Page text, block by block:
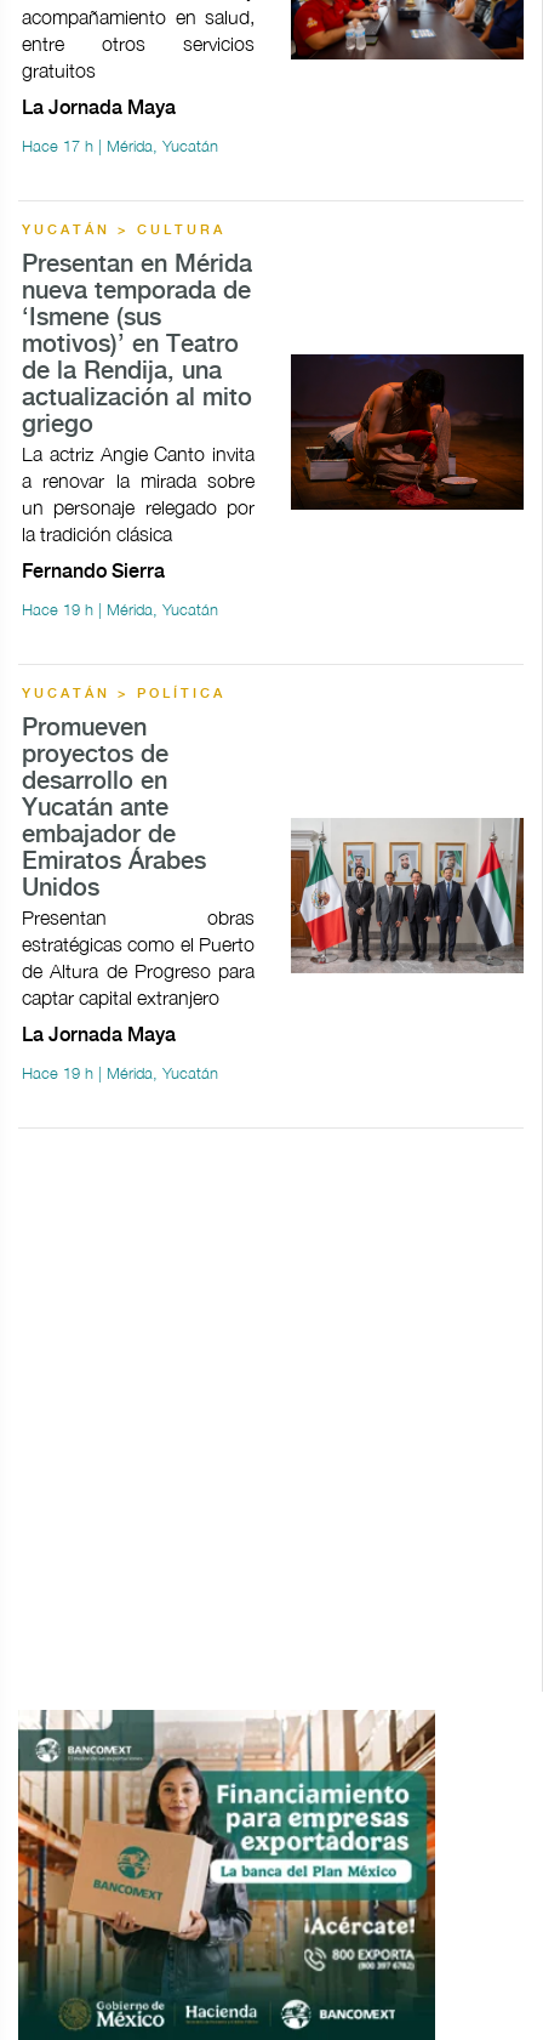
acompañamiento en salud,
entre otros servicios
gratuitos
La Jornada Maya
Hace 17 h | Mérida, Yucatán
YUCATÁN > CULTURA
Presentan en Mérida
nueva temporada de
‘Ismene (sus
motivos)’ en Teatro
de la Rendija, una
actualización al mito
griego
La actriz Angie Canto invita
a renovar la mirada sobre
un personaje relegado por
la tradición clásica
Fernando Sierra
Hace 19 h | Mérida, Yucatán
YUCATÁN > POLÍTICA
Promueven
proyectos de
desarrollo en
Yucatán ante
embajador de
Emiratos Árabes
Unidos
Presentan obras
estratégicas como el Puerto
de Altura de Progreso para
captar capital extranjero
La Jornada Maya
Hace 19 h | Mérida, Yucatán